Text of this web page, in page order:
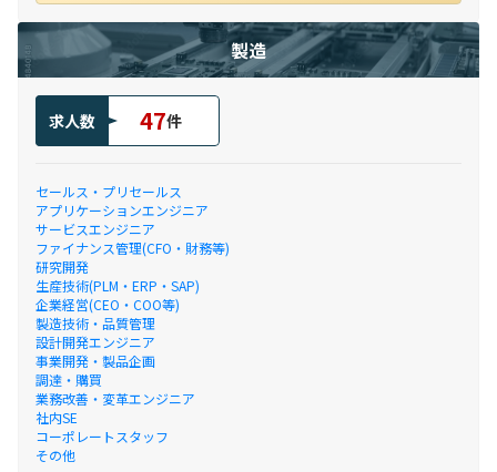
製造
求人数 47件
セールス・プリセールス
アプリケーションエンジニア
サービスエンジニア
ファイナンス管理(CFO・財務等)
研究開発
生産技術(PLM・ERP・SAP)
企業経営(CEO・COO等)
製造技術・品質管理
設計開発エンジニア
事業開発・製品企画
調達・購買
業務改善・変革エンジニア
社内SE
コーポレートスタッフ
その他